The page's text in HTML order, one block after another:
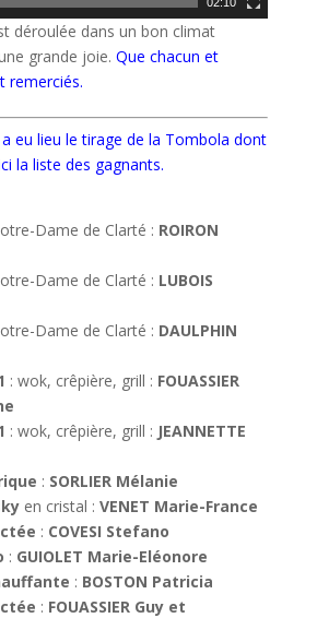
déroulée dans un bon climat
grande joie. Que chacun et
remerciés.
eu lieu le tirage de la Tombola dont
la liste des gagnants.
Dame de Clarté : ROIRON
Dame de Clarté : LUBOIS
Dame de Clarté : DAULPHIN
: wok, crêpière, grill : FOUASSIER
: wok, crêpière, grill : JEANNETTE
: SORLIER Mélanie
en cristal : VENET Marie-France
: COVESI Stefano
: GUIOLET Marie-Eléonore
: BOSTON Patricia
: FOUASSIER Guy et